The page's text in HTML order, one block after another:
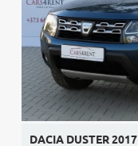
DACIA DUSTER 2017